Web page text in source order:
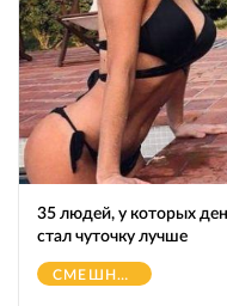
35 людей, у которых
стал чуточку лучше
СМЕШНОЕ